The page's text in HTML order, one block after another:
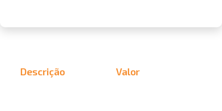
Descrição Valor